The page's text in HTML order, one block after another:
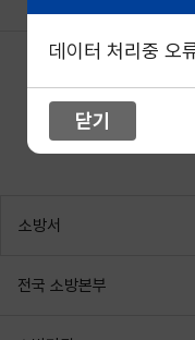
소방서
전국 소방본부
데이터 처리중 오
닫기